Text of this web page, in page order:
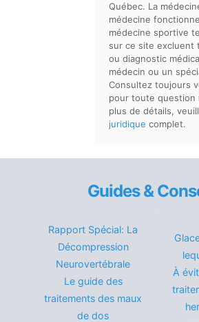
Québec. La
médecine
médecine sportive
sur ce site excluent
ou diagnostic
médecin ou un
Consultez toujours
pour toute question
plus de détails,
juridique complet.
Guides &
Rapport Spécial: La
Décompression
Neurovertébrale
Le guide des
traitements des maux
de dos
À